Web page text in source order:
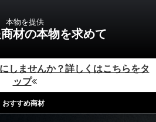
本物を提供
材の本物を求めて
しませんか？詳しくはこちらをタ
ップ
おすすめ商材